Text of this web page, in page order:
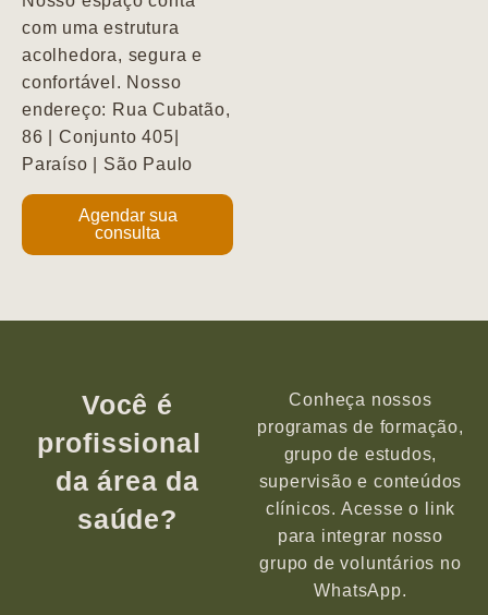
com uma estrutura
acolhedora, segura e
confortável. Nosso
endereço: Rua Cubatão,
86 | Conjunto 405|
Paraíso | São Paulo
Agendar sua
consulta
Você é
profissional
da área da
saúde?
Conheça nossos
programas de formação,
grupo de estudos,
supervisão e conteúdos
clínicos. Acesse o link
para integrar nosso
grupo de voluntários no
WhatsApp.